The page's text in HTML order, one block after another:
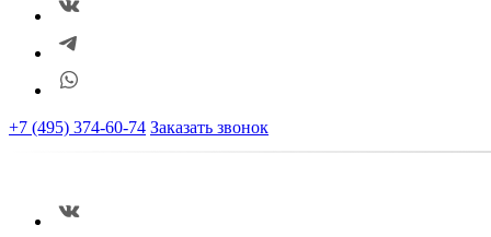
+7 (495) 374-60-74 Заказать звонок